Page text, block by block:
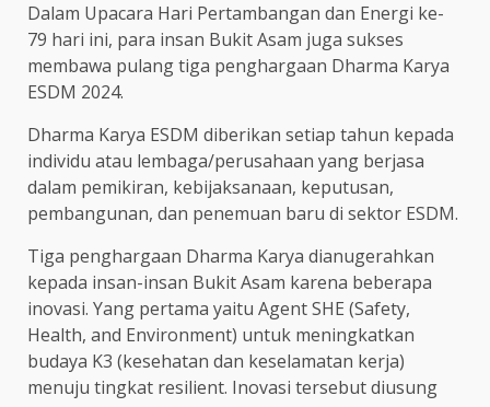
Dalam Upacara Hari Pertambangan dan Energi ke-
79 hari ini, para insan Bukit Asam juga sukses
membawa pulang tiga penghargaan Dharma Karya
ESDM 2024.
Dharma Karya ESDM diberikan setiap tahun kepada
individu atau lembaga/perusahaan yang berjasa
dalam pemikiran, kebijaksanaan, keputusan,
pembangunan, dan penemuan baru di sektor ESDM.
Tiga penghargaan Dharma Karya dianugerahkan
kepada insan-insan Bukit Asam karena beberapa
inovasi. Yang pertama yaitu Agent SHE (Safety,
Health, and Environment) untuk meningkatkan
budaya K3 (kesehatan dan keselamatan kerja)
menuju tingkat resilient. Inovasi tersebut diusung